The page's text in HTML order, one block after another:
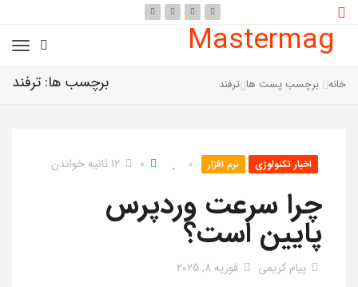
Mastermag
برچسب ها: ترفند خانه برچسب پست ها ترفند
اخبار تکنولوژی نرم افزار 0
0 12 ثانیه خواندن
چرا سرعت وردپرس
پایین است؟
پیام کریمی فوریه 8, 2025